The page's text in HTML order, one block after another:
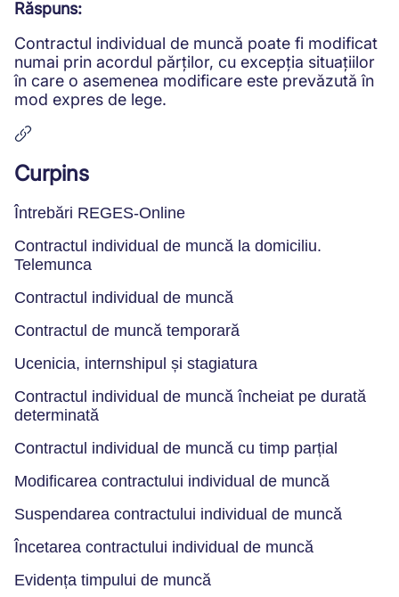
Răspuns:
Contractul individual de muncă poate fi modificat
numai prin acordul părților, cu excepția situațiilor
în care o asemenea modificare este prevăzută în
mod expres de lege.
Curpins
Întrebări REGES-Online
Contractul individual de muncă la domiciliu.
Telemunca
Contractul individual de muncă
Contractul de muncă temporară
Ucenicia, internshipul și stagiatura
Contractul individual de muncă încheiat pe durată
determinată
Contractul individual de muncă cu timp parțial
Modificarea contractului individual de muncă
Suspendarea contractului individual de muncă
Încetarea contractului individual de muncă
Evidența timpului de muncă